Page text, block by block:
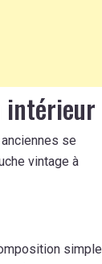
intérieur
se
vintage à
simple